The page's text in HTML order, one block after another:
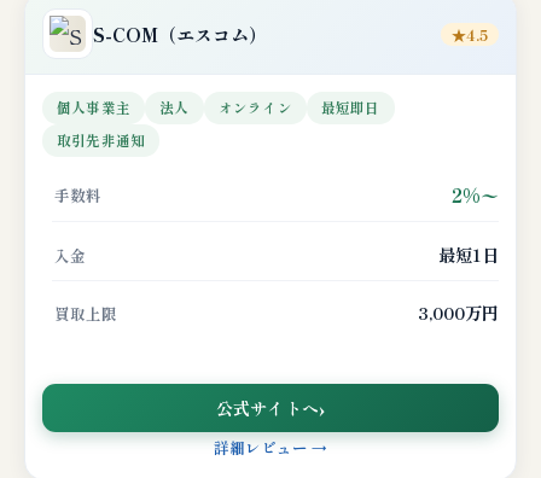
S-COM （エスコム） ★4.5
個人事業主 法人 オンライン
最短即日
取引先非通知
手数料 2%〜
入金 最短1日
買取上限 3,000万円
公式サイトへ
詳細レビュー →